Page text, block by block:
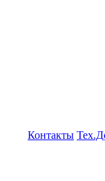
Контакты